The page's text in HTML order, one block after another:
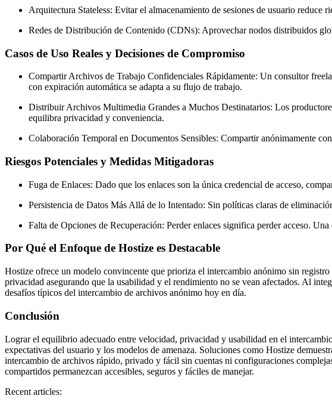
Arquitectura Stateless: Evitar el almacenamiento de sesiones de usuario reduce
Redes de Distribución de Contenido (CDNs): Aprovechar nodos distribuidos
Casos de Uso Reales y Decisiones de Compromiso
Compartir Archivos de Trabajo Confidenciales Rápidamente: Un consultor
con expiración automática se adapta a su flujo de trabajo.
Distribuir Archivos Multimedia Grandes a Muchos Destinatarios: Los
equilibra privacidad y conveniencia.
Colaboración Temporal en Documentos Sensibles: Compartir anónimamente
Riesgos Potenciales y Medidas Mitigadoras
Fuga de Enlaces: Dado que los enlaces son la única credencial de acceso,
Persistencia de Datos Más Allá de lo Intentado: Sin políticas claras de
Falta de Opciones de Recuperación: Perder enlaces significa perder acceso.
Por Qué el Enfoque de Hostize es Destacable
Hostize ofrece un modelo convincente que prioriza el intercambio anónimo sin
privacidad asegurando que la usabilidad y el rendimiento no se vean afectados. Al
desafíos típicos del intercambio de archivos anónimo hoy en día.
Conclusión
Lograr el equilibrio adecuado entre velocidad, privacidad y usabilidad en el
expectativas del usuario y los modelos de amenaza. Soluciones como Hostize
intercambio de archivos rápido, privado y fácil sin cuentas ni configuraciones
compartidos permanezcan accesibles, seguros y fáciles de manejar.
Recent articles: